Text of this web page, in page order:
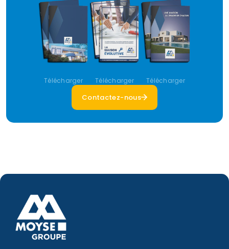
Télécharger Télécharger Télécharger
Contactez-nous